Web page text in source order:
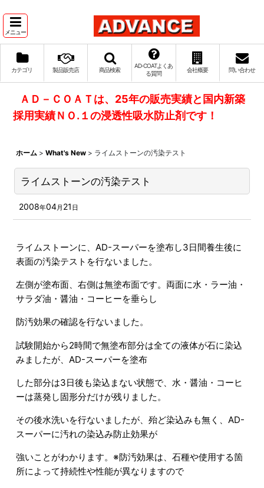
メニュー
カテゴリ 製品販売店 商品検索
AD‐COATよくあ
る質問
会社概要 問い合わせ
ＡＤ－ＣＯＡＴは、25年の販売実績と国内新築
採用実績ＮＯ.１の浸透性吸水防止剤です！
ホーム > What's New > ライムストーンの汚染テスト
ライムストーンの汚染テスト
2008年04月 21 日
ライムストーンに、AD-スーパーを塗布し3日間養生後に
表面の汚染テストを行ないました。
左側が塗布面、右側は無塗布面です。両面に水・ラー油・
サラダ油・醤油・コーヒーを垂らし
防汚効果の確認を行ないました。
試験開始から2時間で無塗布部分は全ての液体が石に染込
みましたが、AD-スーパーを塗布
した部分は3日後も染込まない状態で、水・醤油・コーヒ
ーは蒸発し固形分だけが残りました。
その後水洗いを行ないましたが、殆ど染込みも無く、AD-
スーパーに汚れの染込み防止効果が
強いことがわかります。※防汚効果は、石種や使用する箇
所によって持続性や性能が異なりますので